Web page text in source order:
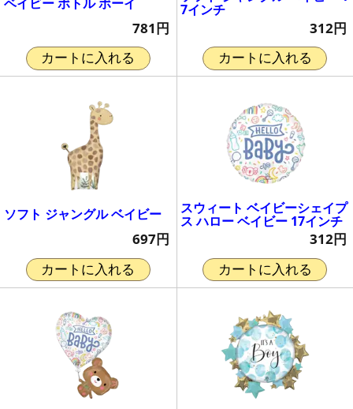
781円
カートに入れる
7インチ
312円
カートに入れる
ソフト ジャングル ベイビー
697円
カートに入れる
スウィート ベイビーシェイプ
ス ハロー ベイビー 17インチ
312円
カートに入れる